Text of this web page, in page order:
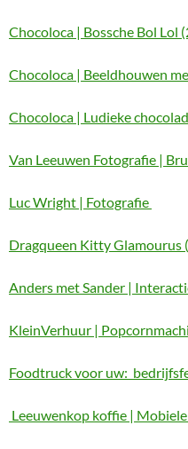
Chocoloca | Bossche Bol Lol
Chocoloca | Beeldhouwen
Chocoloca | Ludieke
Van Leeuwen Fotografie |
Luc Wright | Fotografie
Dragqueen Kitty Glamourus
Anders met Sander |
KleinVerhuur |
Foodtruck voor uw:
Leeuwenkop koffie |